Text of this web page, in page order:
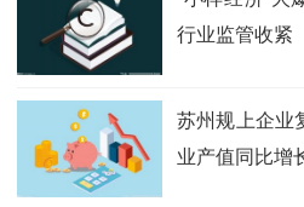
行业监管收紧
苏州规上企业
业产值同比增